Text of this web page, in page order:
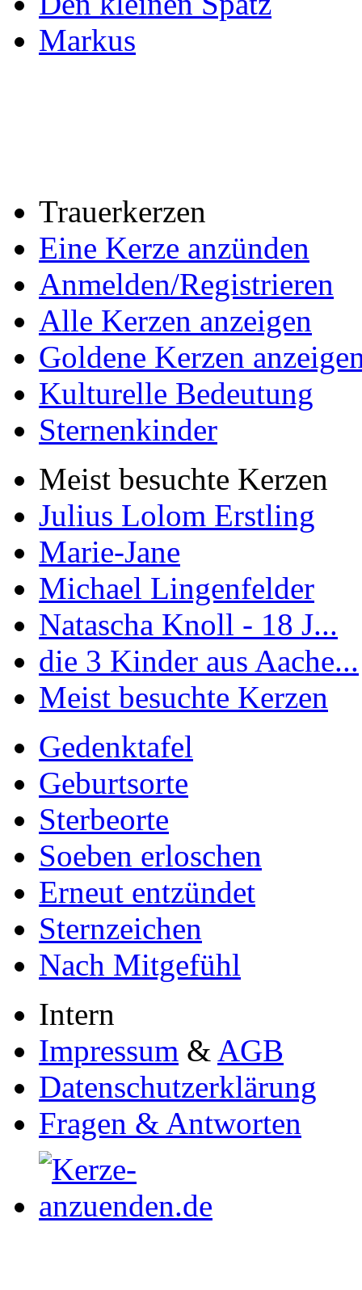
Markus
Trauerkerzen
Eine Kerze anzünden
Anmelden/Registrieren
Alle Kerzen anzeigen
Goldene Kerzen
Kulturelle Bedeutung
Sternenkinder
Meist besuchte Kerzen
Julius Lolom Erstling
Marie-Jane
Michael Lingenfelder
Natascha Knoll - 18 J...
die 3 Kinder aus Aache...
Meist besuchte Kerzen
Gedenktafel
Geburtsorte
Sterbeorte
Soeben erloschen
Erneut entzündet
Sternzeichen
Nach Mitgefühl
Intern
Impressum & AGB
Datenschutzerklärung
Fragen & Antworten